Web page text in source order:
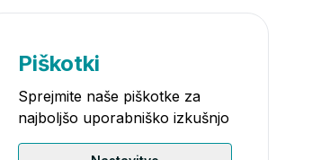
Piškotki
Sprejmite naše piškotke za
najboljšo uporabniško izkušnjo